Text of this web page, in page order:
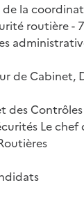
de la
routière - 7
de Cabinet,
des
Le chef